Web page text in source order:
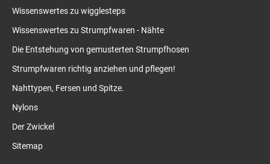
Wissenswertes zu wigglesteps
Wissenswertes zu Strumpfwaren - Nähte
Die Entstehung von gemusterten Strumpfhosen
Strumpfwaren richtig anziehen und pflegen!
Nahttypen, Fersen und Spitze.
Nylons
Der Zwickel
Sitemap